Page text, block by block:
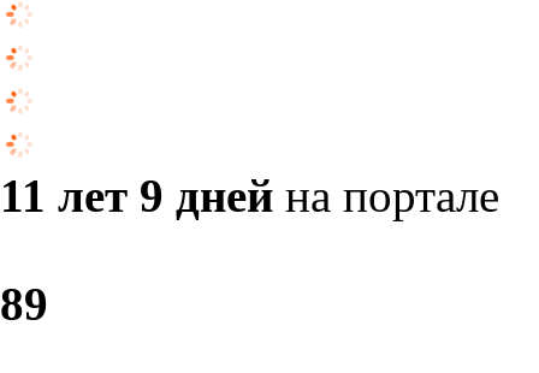
11 лет 9 дней на портале
89